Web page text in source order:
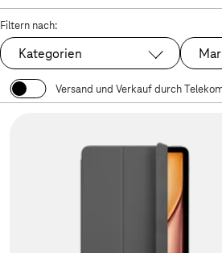
Filtern nach:
Kategorien
Versand und Verkauf durch